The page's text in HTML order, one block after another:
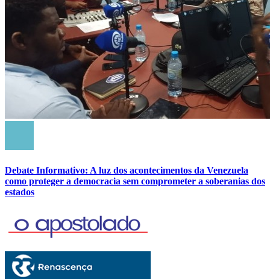
Debate Informativo: A luz dos acontecimentos da Venezuela
como proteger a democracia sem comprometer a soberanias dos
estados